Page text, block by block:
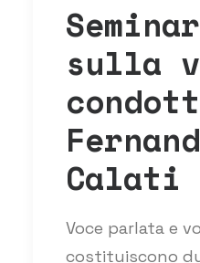
sulla
Calati
Voce parlata e
costituiscono